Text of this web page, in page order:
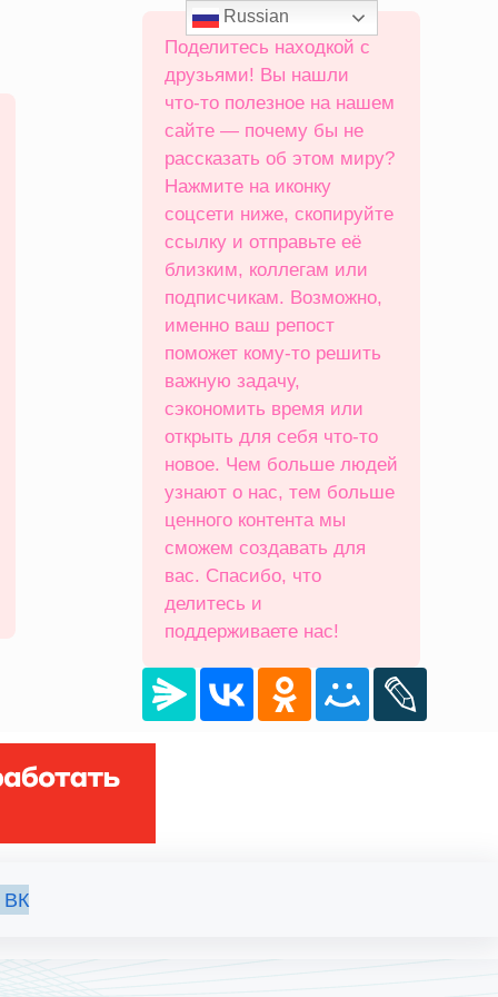
Поделитесь находкой с
друзьями! Вы нашли
что‑то полезное на нашем
сайте — почему бы не
рассказать об этом миру?
Нажмите на иконку
соцсети ниже, скопируйте
ссылку и отправьте её
близким, коллегам или
подписчикам. Возможно,
именно ваш репост
поможет кому‑то решить
важную задачу,
сэкономить время или
открыть для себя что‑то
новое. Чем больше людей
узнают о нас, тем больше
ценного контента мы
сможем создавать для
вас. Спасибо, что
делитесь и
поддерживаете нас!
ВК
Russian